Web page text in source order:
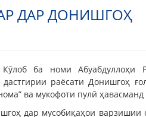
ДАР ДОНИШГОҲ
ба номи Абуабдуллоҳи
раёсати Донишгоҳ
ва мукофоти пулӣ
дар мусобиқаҳои варзишии